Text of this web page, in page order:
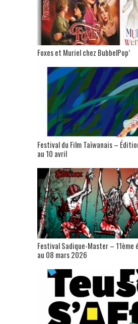
Foxes et Muriel chez BubbelPop’
Festival du Film Taïwanais –
au 10 avril
Festival Sadique-Master –
au 08 mars 2026